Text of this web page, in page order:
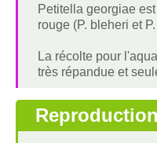
Petitella georgiae
rouge (P. bleheri et
La récolte pour
très répandue et
Reproduction